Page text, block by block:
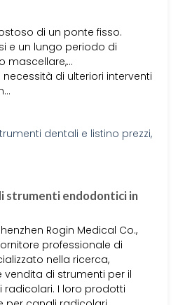
di un ponte fisso.
e un lungo periodo di
mascellare,…
necessità di ulteriori interventi
strumenti endodontici in
Rogin Medical Co.,
professionale di
nella ricerca,
vendita di strumenti per il
I loro prodotti